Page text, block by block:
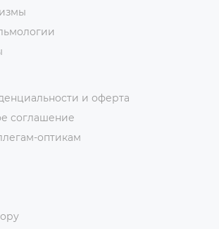
и оферта
соглашение
оптикам